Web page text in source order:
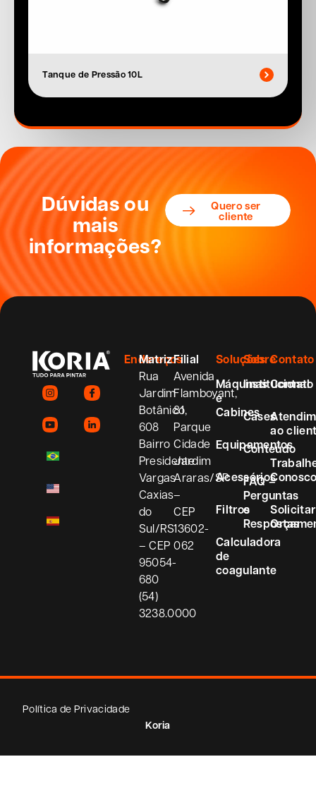
Tanque de Pressão 10L
Dúvidas ou
mais
informações?
Quero ser
cliente
Endereços
Matriz
Rua
Jardim
Botânico,
608
Bairro
Presidente
Vargas
Caxias
do
Sul/RS
– CEP
95054-
680
(54)
3238.0000
Filial
Avenida
Flamboyant,
81
Parque
Cidade
Jardim
Araras/SP
–
CEP
13602-
062
Soluções
Máquinas
e
Cabines
Equipamentos
Acessórios
Filtros
Calculadora
de
coagulante
Sobre
Institucional
Cases
Conteúdo
FAQ –
Perguntas
e
Respostas
Contato
Contato
ao
Solicitar
Política de Privacidade
Koria